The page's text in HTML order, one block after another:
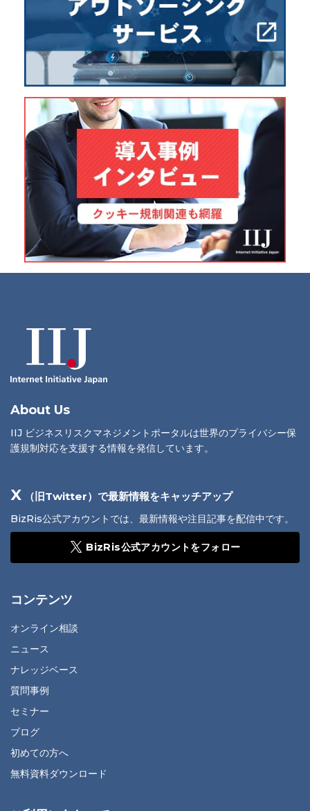
About Us
IIJ ビジネスリスクマネジメントポータルは世界のプライバシー保
護規制対応を支援する情報を発信しています。
X （旧Twitter）で最新情報をキャッチアップ
BizRis公式アカウントでは、最新情報や注目記事を配信中です。
BizRis公式アカウントをフォロー
コンテンツ
オンライン相談
ニュース
ナレッジベース
質問事例
セミナー
ブログ
初めての方へ
無料資料ダウンロード